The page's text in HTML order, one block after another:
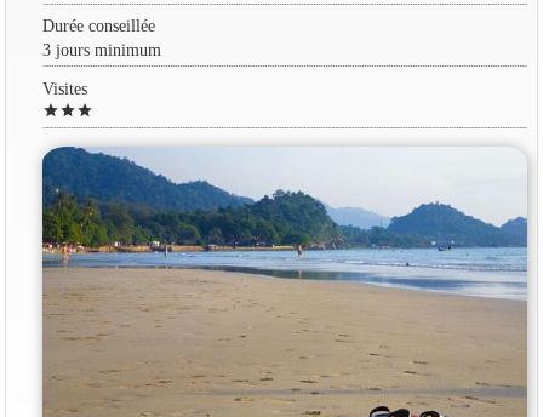
Durée conseillée
3 jours minimum
Visites
starstarstar